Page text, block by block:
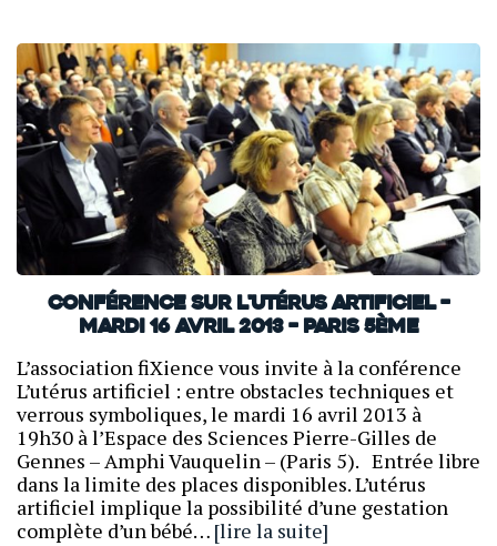
Conférence sur l'utérus artificiel –
mardi 16 avril 2013 – Paris 5ème
L’association fiXience vous invite à la conférence
L’utérus artificiel : entre obstacles techniques et
verrous symboliques, le mardi 16 avril 2013 à
19h30 à l’Espace des Sciences Pierre-Gilles de
Gennes – Amphi Vauquelin – (Paris 5). Entrée libre
dans la limite des places disponibles. L’utérus
artificiel implique la possibilité d’une gestation
complète d’un bébé… [lire la suite]